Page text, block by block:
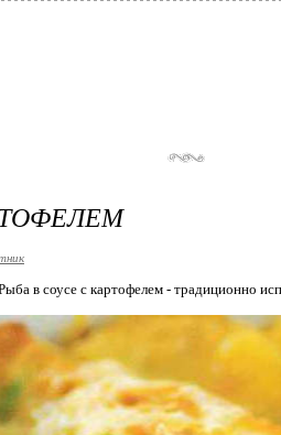
в соусе с картофелем - традиционно